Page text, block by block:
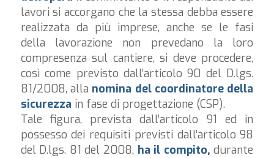
lavori si accorgano che la stessa debba essere
realizzata da più imprese, anche se le fasi
della lavorazione non prevedano la loro
compresenza sul cantiere, si deve procedere,
così come previsto dall’articolo 90 del D.lgs.
81/2008, alla nomina del coordinatore della
sicurezza in fase di progettazione (CSP).
Tale figura, prevista dall’articolo 91 ed in
possesso dei requisiti previsti dall’articolo 98
del D.lgs. 81 del 2008, ha il compito, durante